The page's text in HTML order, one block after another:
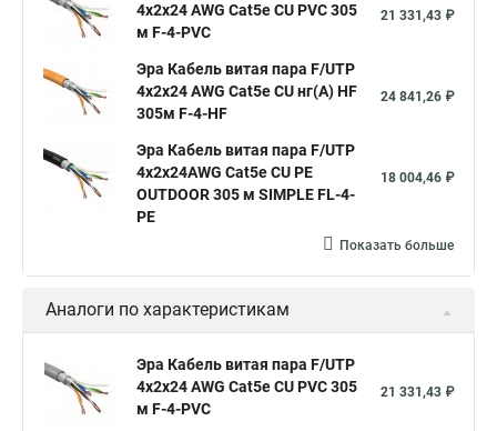
4x2x24 AWG Cat5e CU PVC 305
м F-4-PVC
21 331,43 ₽
Эра Кабель витая пара F/UTP
4x2x24 AWG Cat5e CU нг(А) HF
305м F-4-HF
24 841,26 ₽
Эра Кабель витая пара F/UTP
4x2x24AWG Cat5e CU PE
OUTDOOR 305 м SIMPLE FL-4-
PE
18 004,46 ₽
Показать больше
Аналоги по характеристикам
Эра Кабель витая пара F/UTP
4x2x24 AWG Cat5e CU PVC 305
м F-4-PVC
21 331,43 ₽